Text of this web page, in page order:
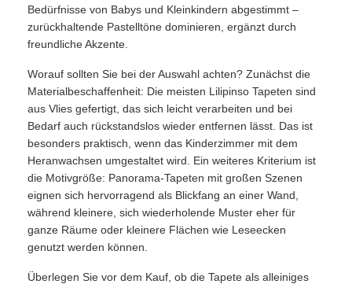
Bedürfnisse von Babys und Kleinkindern abgestimmt –
zurückhaltende Pastelltöne dominieren, ergänzt durch
freundliche Akzente.
Worauf sollten Sie bei der Auswahl achten? Zunächst die
Materialbeschaffenheit: Die meisten Lilipinso Tapeten sind
aus Vlies gefertigt, das sich leicht verarbeiten und bei
Bedarf auch rückstandslos wieder entfernen lässt. Das ist
besonders praktisch, wenn das Kinderzimmer mit dem
Heranwachsen umgestaltet wird. Ein weiteres Kriterium ist
die Motivgröße: Panorama-Tapeten mit großen Szenen
eignen sich hervorragend als Blickfang an einer Wand,
während kleinere, sich wiederholende Muster eher für
ganze Räume oder kleinere Flächen wie Leseecken
genutzt werden können.
Überlegen Sie vor dem Kauf, ob die Tapete als alleiniges